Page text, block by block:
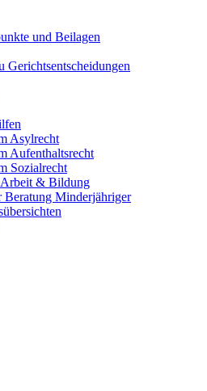
und Beilagen
Gerichtsentscheidungen
Asylrecht
Aufenthaltsrecht
Sozialrecht
& Bildung
Beratung Minderjähriger